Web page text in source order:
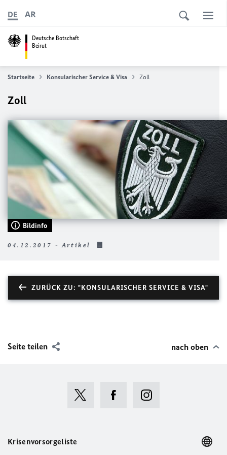
Deutsche Botschaft
Beirut
DE AR
Startseite Konsularischer Service & Visa Zoll
Zoll
Bildinfo
04.12.2017 - Artikel
ZURÜCK ZU: "KONSULARISCHER SERVICE & VISA"
Seite teilen nach oben
Krisenvorsorgeliste